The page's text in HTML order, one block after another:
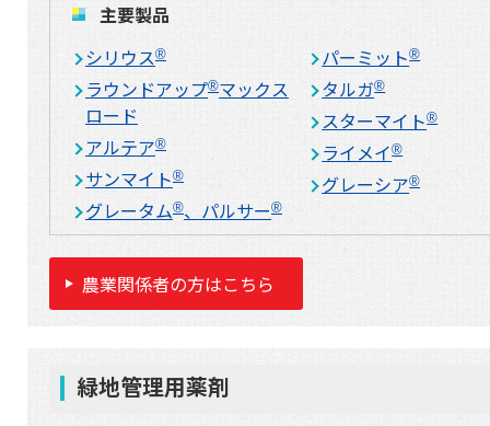
主要製品
シリウス®
ラウンドアップ®マックス
ロード
アルテア®
サンマイト®
グレータム®、パルサー®
パーミット®
タルガ®
スターマイト®
ライメイ®
グレーシア®
農業関係者の方はこちら
緑地管理用薬剤